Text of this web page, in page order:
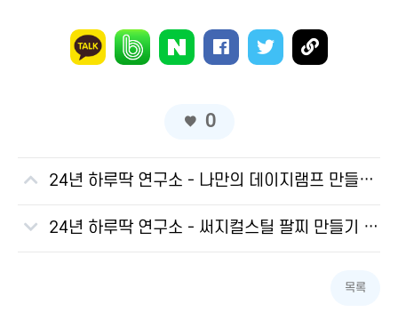
0
24년 하루딱 연구소 - 나만의 데이지램프 만들기 클래스 뒷이야기
24년 하루딱 연구소 - 써지컬스틸 팔찌 만들기 클래스 뒷 이야기
목록